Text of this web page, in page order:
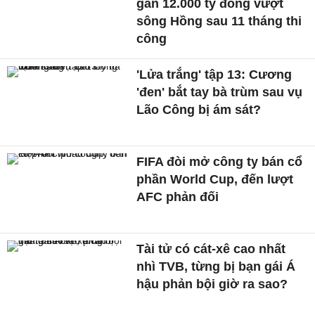
gần 12.000 tỷ đồng vượt
sông Hồng sau 11 tháng thi
công
'Lửa trắng' tập 13: Cương
'đen' bắt tay bà trùm sau vụ
Lão Công bị ám sát?
FIFA đòi mở công ty bán cổ
phần World Cup, đến lượt
AFC phản đối
Tài tử có cát-xê cao nhất
nhì TVB, từng bị bạn gái Á
hậu phản bội giờ ra sao?